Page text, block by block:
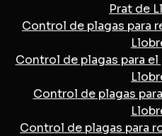
Prat de
Control de plagas para
Control de plagas para
Control de plagas
Control de plagas para